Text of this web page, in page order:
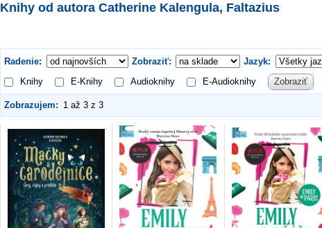
Knihy od autora Catherine Kalengula, Faltazius
Radenie: Zobraziť: Jazyk:
Knihy
E-Knihy Audioknihy E-Audioknihy Zobraziť
Zobrazujem: 1 až 3 z 3